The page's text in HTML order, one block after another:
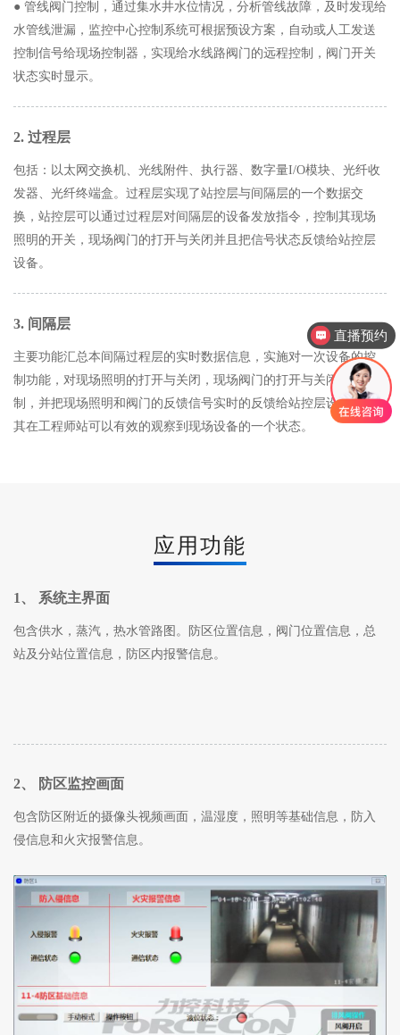
● 管线阀门控制，通过集水井水位情况，分析管线故障，及时发现给
水管线泄漏，监控中心控制系统可根据预设方案，自动或人工发送
控制信号给现场控制器，实现给水线路阀门的远程控制，阀门开关
状态实时显示。
2. 过程层
包括：以太网交换机、光线附件、执行器、数字量I/O模块、光纤收
发器、光纤终端盒。过程层实现了站控层与间隔层的一个数据交
换，站控层可以通过过程层对间隔层的设备发放指令，控制其现场
照明的开关，现场阀门的打开与关闭并且把信号状态反馈给站控层
设备。
3. 间隔层
主要功能汇总本间隔过程层的实时数据信息，实施对一次设备的控
制功能，对现场照明的打开与关闭，现场阀门的打开与关闭实时控
制，并把现场照明和阀门的反馈信号实时的反馈给站控层设备，使
其在工程师站可以有效的观察到现场设备的一个状态。
应用功能
1、 系统主界面
包含供水，蒸汽，热水管路图。防区位置信息，阀门位置信息，总
站及分站位置信息，防区内报警信息。
2、 防区监控画面
包含防区附近的摄像头视频画面，温湿度，照明等基础信息，防入
侵信息和火灾报警信息。
直播预约